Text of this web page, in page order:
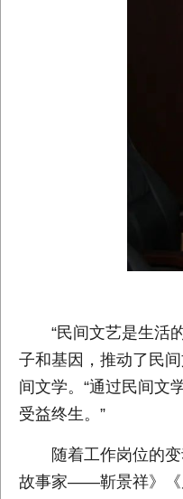
“民间文艺是生活
子和基因，推动了民
间文学。“通过民间文
受益终生。”
随着工作岗位的
故事家——靳景祥》《